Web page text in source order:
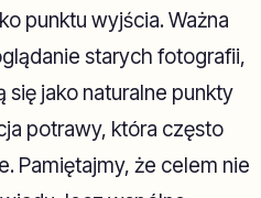
punktu wyjścia. Ważna
starych fotografii,
jako naturalne punkty
potrawy, która często
Pamiętajmy, że celem nie